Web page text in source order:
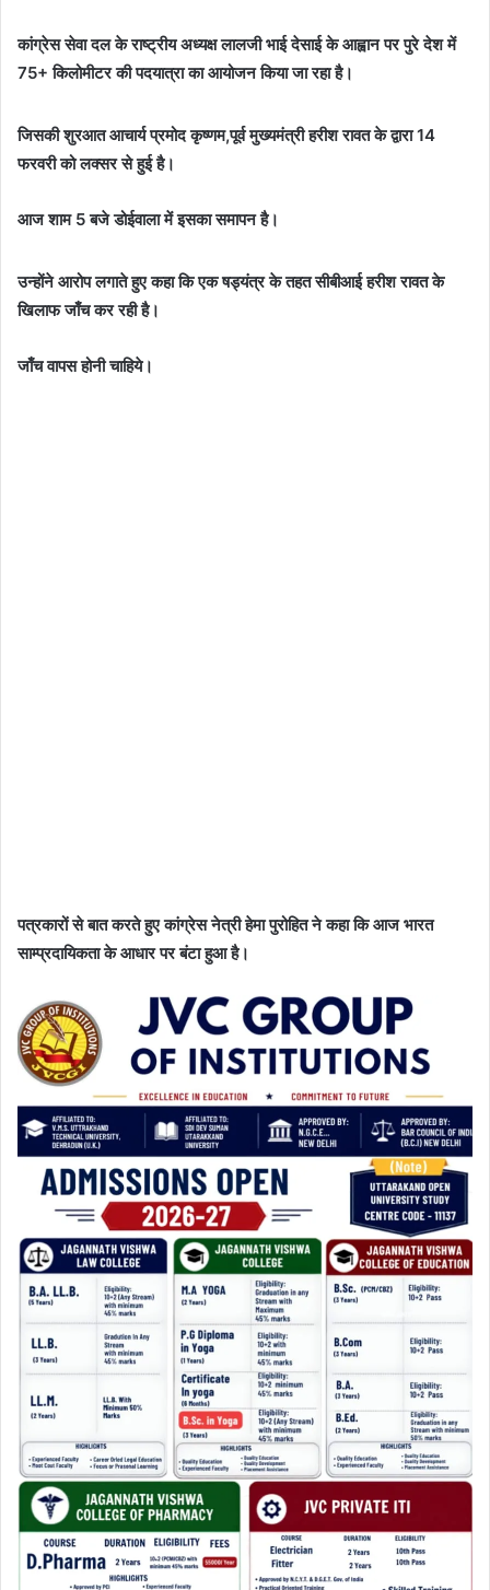
कांग्रेस सेवा दल के राष्ट्रीय अध्यक्ष लालजी भाई देसाई के आह्वान पर पुरे देश में
75+ किलोमीटर की पदयात्रा का आयोजन किया जा रहा है।
जिसकी शुरआत आचार्य प्रमोद कृष्णम,पूर्व मुख्यमंत्री हरीश रावत के द्वारा 14
फरवरी को लक्सर से हुई है।
आज शाम 5 बजे डोईवाला में इसका समापन है।
उन्होंने आरोप लगाते हुए कहा कि एक षड्यंत्र के तहत सीबीआई हरीश रावत के
खिलाफ जाँच कर रही है।
जाँच वापस होनी चाहिये।
पत्रकारों से बात करते हुए कांग्रेस नेत्री हेमा पुरोहित ने कहा कि आज भारत
साम्प्रदायिकता के आधार पर बंटा हुआ है।